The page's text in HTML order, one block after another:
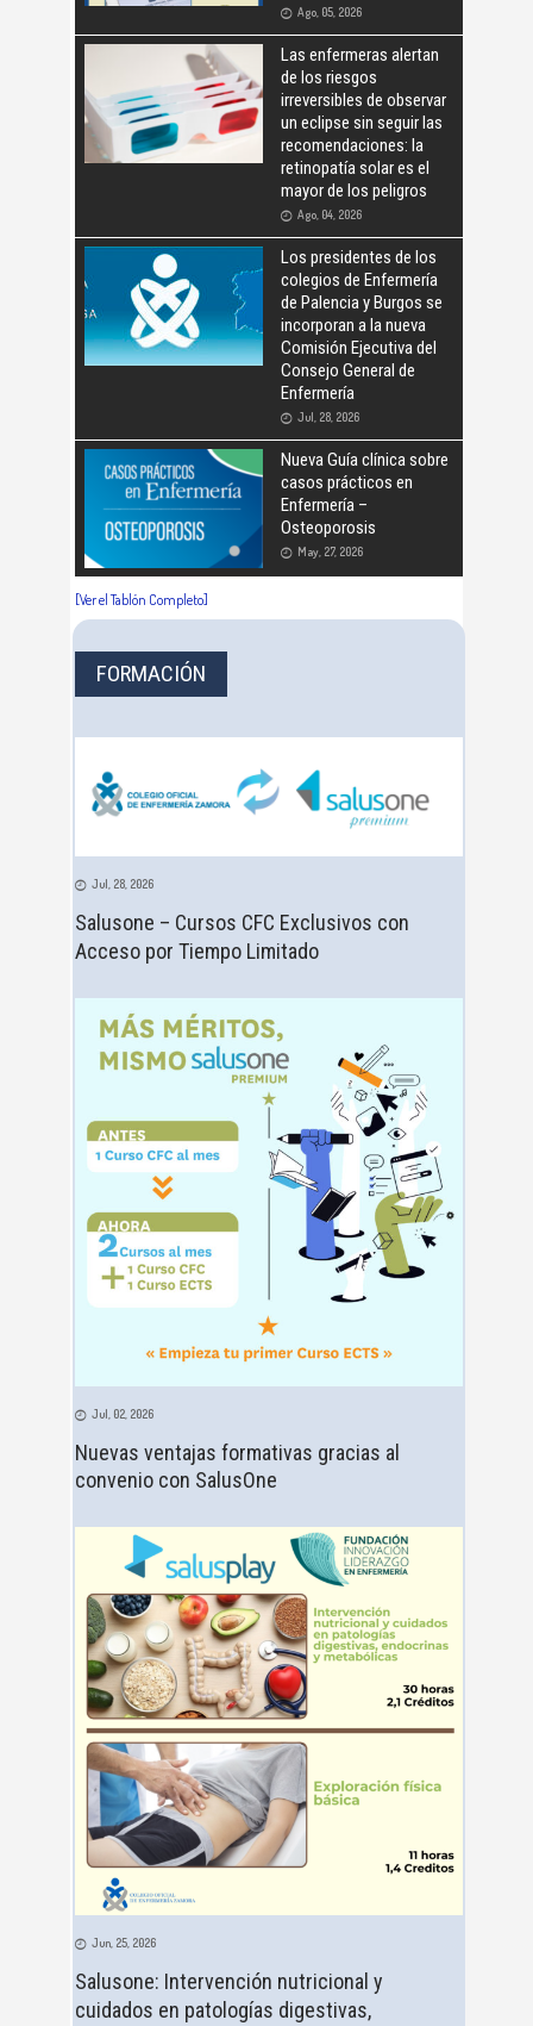
Ago, 05, 2026
Las enfermeras alertan
de los riesgos
irreversibles de observar
un eclipse sin seguir las
recomendaciones: la
retinopatía solar es el
mayor de los peligros
Ago, 04, 2026
Los presidentes de los
colegios de Enfermería
de Palencia y Burgos se
incorporan a la nueva
Comisión Ejecutiva del
Consejo General de
Enfermería
Jul, 28, 2026
Nueva Guía clínica sobre
casos prácticos en
Enfermería –
Osteoporosis
May, 27, 2026
[Ver el Tablón Completo]
FORMACIÓN
Jul, 28, 2026
Salusone – Cursos CFC Exclusivos con
Acceso por Tiempo Limitado
Jul, 02, 2026
Nuevas ventajas formativas gracias al
convenio con SalusOne
Jun, 25, 2026
Salusone: Intervención nutricional y
cuidados en patologías digestivas,